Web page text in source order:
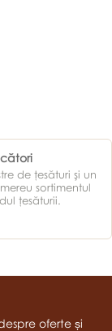
de ţesături şi un
sortimentul
ţesăturii.
oferte și